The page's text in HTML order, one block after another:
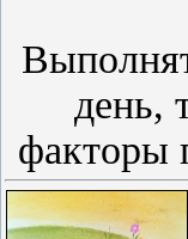
день,
факторы